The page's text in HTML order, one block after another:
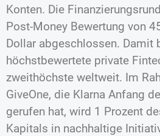
Konten. Die
Post-Money Bewertung von
Dollar abgeschlossen. Damit
höchstbewertete private
zweithöchste weltweit. Im
GiveOne, die Klarna Anfang
gerufen hat, wird 1 Prozent
Kapitals in nachhaltige